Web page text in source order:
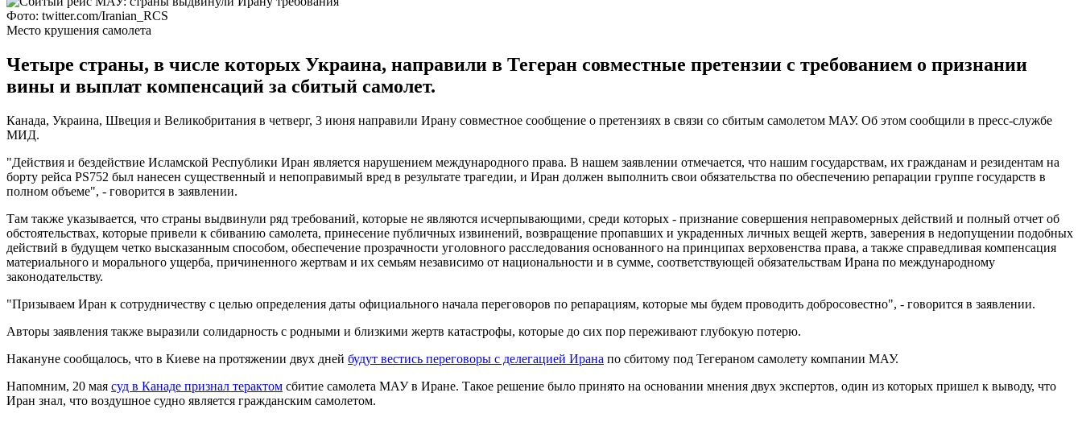
Фото: twitter.com/Iranian_RCS
Место крушения самолета
Четыре страны, в числе которых Украина, направили в Тегеран совместные претензии с требованием о признании
вины и выплат компенсаций за сбитый самолет.
Канада, Украина, Швеция и Великобритания в четверг, 3 июня направили Ирану совместное сообщение о претензиях в связи со сбитым самолетом МАУ. Об этом сообщили в пресс-службе
МИД.
"Действия и бездействие Исламской Республики Иран является нарушением международного права. В нашем заявлении отмечается, что нашим государствам, их гражданам и резидентам на
борту рейса PS752 был нанесен существенный и непоправимый вред в результате трагедии, и Иран должен выполнить свои обязательства по обеспечению репарации группе государств в
полном объеме", - говорится в заявлении.
Там также указывается, что страны выдвинули ряд требований, которые не являются исчерпывающими, среди которых - признание совершения неправомерных действий и полный отчет об
обстоятельствах, которые привели к сбиванию самолета, принесение публичных извинений, возвращение пропавших и украденных личных вещей жертв, заверения в недопущении подобных
действий в будущем четко высказанным способом, обеспечение прозрачности уголовного расследования основанного на принципах верховенства права, а также справедливая компенсация
материального и морального ущерба, причиненного жертвам и их семьям независимо от национальности и в сумме, соответствующей обязательствам Ирана по международному
законодательству.
"Призываем Иран к сотрудничеству с целью определения даты официального начала переговоров по репарациям, которые мы будем проводить добросовестно", - говорится в заявлении.
Авторы заявления также выразили солидарность с родными и близкими жертв катастрофы, которые до сих пор переживают глубокую потерю.
Накануне сообщалось, что в Киеве на протяжении двух дней будут вестись переговоры с делегацией Ирана по сбитому под Тегераном самолету компании МАУ.
Напомним, 20 мая суд в Канаде признал терактом сбитие самолета МАУ в Иране. Такое решение было принято на основании мнения двух экспертов, один из которых пришел к выводу, что
Иран знал, что воздушное судно является гражданским самолетом.